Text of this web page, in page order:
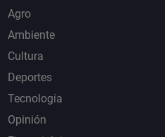
Agro
Ambiente
Cultura
Deportes
Tecnología
Opinión